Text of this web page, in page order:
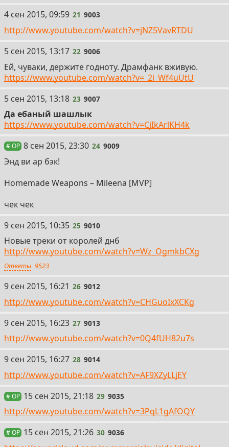
21
4 сен 2015, 09:59 21 9003
http://www.youtube.com/watch?v=jNZ5VavRTDU
22
5 сен 2015, 13:17 22 9006
Ей, чуваки, держите годноту. Драмфанк вживую.
https://www.youtube.com/watch?v=_2i_Wf4uUtU
23
5 сен 2015, 13:18 23 9007
Да ебаный шашлык
https://www.youtube.com/watch?v=CjIkArlKH4k
# OP 24
8 сен 2015, 23:30 24 9009
Энд ви ар бэк!
Homemade Weapons – Mileena [MVP]
чек чек
25
9 сен 2015, 10:35 25 9010
Новые треки от королей днб
http://www.youtube.com/watch?v=Wz_OgmkbCXg
Ответы 9523
26
9 сен 2015, 16:21 26 9012
http://www.youtube.com/watch?v=CHGuoIxXCKg
27
9 сен 2015, 16:23 27 9013
http://www.youtube.com/watch?v=0Q4fUH82u7s
28
9 сен 2015, 16:27 28 9014
http://www.youtube.com/watch?v=AF9XZyLLjEY
# OP 29
15 сен 2015, 21:18 29 9035
http://www.youtube.com/watch?v=3PqL1gAfOQY
# OP 30
15 сен 2015, 21:26 30 9036